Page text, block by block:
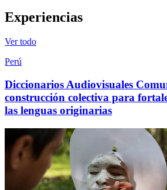
Experiencias
Ver todo
Perú
Diccionarios Audiovisuales
construcción colectiva para
las lenguas originarias